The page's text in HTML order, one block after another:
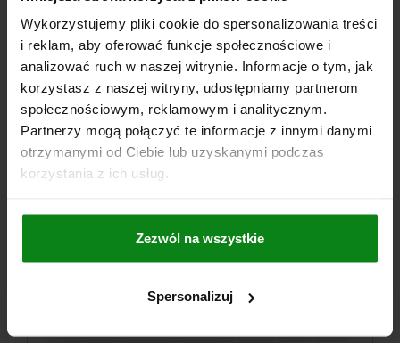
Wykorzystujemy pliki cookie do spersonalizowania treści
i reklam, aby oferować funkcje społecznościowe i
analizować ruch w naszej witrynie. Informacje o tym, jak
korzystasz z naszej witryny, udostępniamy partnerom
społecznościowym, reklamowym i analitycznym.
Partnerzy mogą połączyć te informacje z innymi danymi
otrzymanymi od Ciebie lub uzyskanymi podczas
korzystania z ich usług.
Zezwól na wszystkie
Spersonalizuj
plus VAT
03092 E
TRZPIEN USTALAJACY BEZ KLOW PODPIERAJACYCH
RO.4 D1=M20X1,5, D=12, FORMA:E, STAL
ŚREDNICA TRZPIENIA=12
MATERIAŁ KORPUSU=STAL